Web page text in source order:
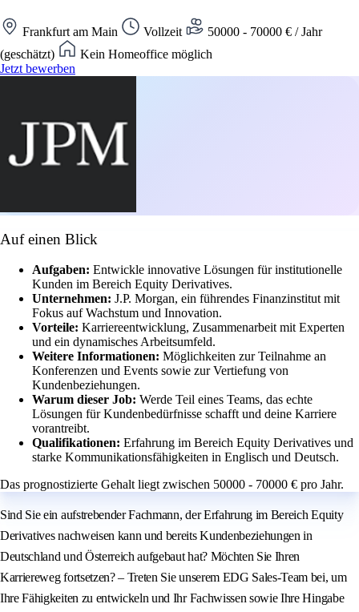
Frankfurt am Main Vollzeit
50000 - 70000 € / Jahr
(geschätzt)
Kein Homeoffice möglich
Jetzt bewerben
Auf einen Blick
Aufgaben: Entwickle innovative Lösungen für institutionelle
Kunden im Bereich Equity Derivatives.
Unternehmen: J.P. Morgan, ein führendes Finanzinstitut mit
Fokus auf Wachstum und Innovation.
Vorteile: Karriereentwicklung, Zusammenarbeit mit Experten
und ein dynamisches Arbeitsumfeld.
Weitere Informationen: Möglichkeiten zur Teilnahme an
Konferenzen und Events sowie zur Vertiefung von
Kundenbeziehungen.
Warum dieser Job: Werde Teil eines Teams, das echte
Lösungen für Kundenbedürfnisse schafft und deine Karriere
vorantreibt.
Qualifikationen: Erfahrung im Bereich Equity Derivatives und
starke Kommunikationsfähigkeiten in Englisch und Deutsch.
Das prognostizierte Gehalt liegt zwischen 50000 - 70000 € pro Jahr.
Sind Sie ein aufstrebender Fachmann, der Erfahrung im Bereich Equity
Derivatives nachweisen kann und bereits Kundenbeziehungen in
Deutschland und Österreich aufgebaut hat? Möchten Sie Ihren
Karriereweg fortsetzen? – Treten Sie unserem EDG Sales-Team bei, um
Ihre Fähigkeiten zu entwickeln und Ihr Fachwissen sowie Ihre Hingabe